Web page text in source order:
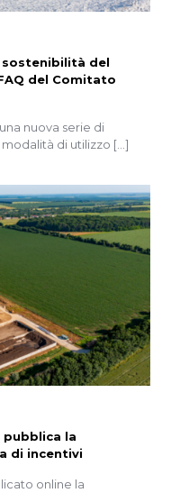
sostenibilità del
del Comitato
nuova serie di
di utilizzo […]
pubblica la
di incentivi
online la